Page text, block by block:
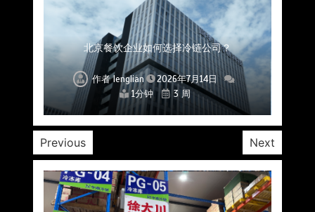
上海餐饮连锁加速，冷链配送如何破解冻品食材
流通难题？
作者lenglian
2026年7月14日
1分钟
3 周
杭州中央厨房布局餐饮连锁，冷链配送如何打通
关键一环
作者lenglian
2026年7月14日
1分钟
3 周
北京餐饮企业如何选择冷链公司？
作者lenglian
2026年7月14日
1分钟
3 周
深圳冷链物流如何护航餐饮连锁？冻品食材流通
全解析
作者lenglian
2026年7月14日
1分钟
3 周
北京餐饮仓配一体化的核心价值与落地实践解析
作者lenglian
2026年7月14日
1分钟
3 周
武汉冻品配送三要素：控温、时效、低成本如何
兼得？
作者lenglian
2026年7月14日
1分钟
3 周
重庆冷链布局解冻食材运输密码，餐饮连锁如何
稳控品质？
作者lenglian
2026年7月14日
1分钟
3 周
Previous Next